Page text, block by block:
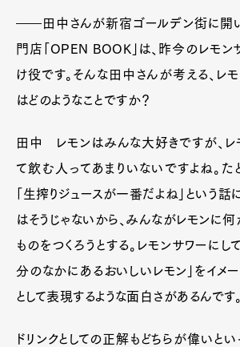
――田中さんが新宿ゴールデン街に開
門店「OPEN BOOK」は、昨今のレモン
け役です。そんな田中さんが考える、レ
はどのようなことですか？
田中 レモンはみんな大好きですが、レ
て飲む人ってあまりいないですよね。た
「生搾りジュースが一番だよね」という話
はそうじゃないから、みんながレモンに
ものをつくろうとする。レモンサワーにし
分のなかにあるおいしいレモン」をイメ
として表現するような面白さがあるんです。
ドリンクとしての正解もどちらが偉いと